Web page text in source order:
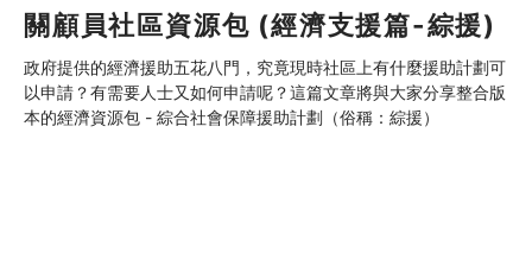
關顧員社區資源包 (經濟支援篇-綜援)
政府提供的經濟援助五花八門，究竟現時社區上有什麼援助計劃可
以申請？有需要人士又如何申請呢？這篇文章將與大家分享整合版
本的經濟資源包 - 綜合社會保障援助計劃（俗稱：綜援）